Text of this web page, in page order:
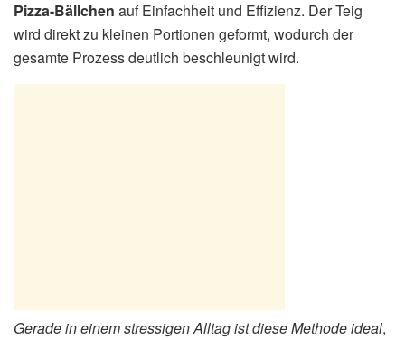
Pizza-Bällchen auf Einfachheit und Effizienz. Der Teig
wird direkt zu kleinen Portionen geformt, wodurch der
gesamte Prozess deutlich beschleunigt wird.
Gerade in einem stressigen Alltag ist diese Methode ideal,